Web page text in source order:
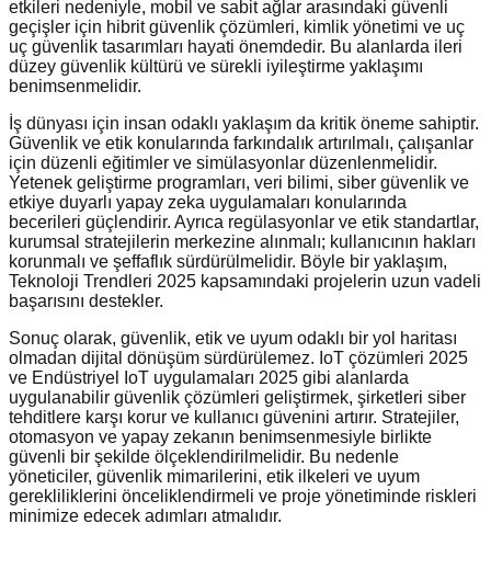
etkileri nedeniyle, mobil ve sabit ağlar arasındaki güvenli
geçişler için hibrit güvenlik çözümleri, kimlik yönetimi ve uç
uç güvenlik tasarımları hayati önemdedir. Bu alanlarda ileri
düzey güvenlik kültürü ve sürekli iyileştirme yaklaşımı
benimsenmelidir.
İş dünyası için insan odaklı yaklaşım da kritik öneme sahiptir.
Güvenlik ve etik konularında farkındalık artırılmalı, çalışanlar
için düzenli eğitimler ve simülasyonlar düzenlenmelidir.
Yetenek geliştirme programları, veri bilimi, siber güvenlik ve
etkiye duyarlı yapay zeka uygulamaları konularında
becerileri güçlendirir. Ayrıca regülasyonlar ve etik standartlar,
kurumsal stratejilerin merkezine alınmalı; kullanıcının hakları
korunmalı ve şeffaflık sürdürülmelidir. Böyle bir yaklaşım,
Teknoloji Trendleri 2025 kapsamındaki projelerin uzun vadeli
başarısını destekler.
Sonuç olarak, güvenlik, etik ve uyum odaklı bir yol haritası
olmadan dijital dönüşüm sürdürülemez. IoT çözümleri 2025
ve Endüstriyel IoT uygulamaları 2025 gibi alanlarda
uygulanabilir güvenlik çözümleri geliştirmek, şirketleri siber
tehditlere karşı korur ve kullanıcı güvenini artırır. Stratejiler,
otomasyon ve yapay zekanın benimsenmesiyle birlikte
güvenli bir şekilde ölçeklendirilmelidir. Bu nedenle
yöneticiler, güvenlik mimarilerini, etik ilkeleri ve uyum
gerekliliklerini önceliklendirmeli ve proje yönetiminde riskleri
minimize edecek adımları atmalıdır.